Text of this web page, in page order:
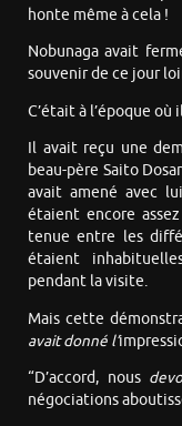
honte même à cela !
Nobunaga avait
souvenir de ce jour
C’était à l’époque où
Il avait reçu une
beau-père Saito
avait amené avec
étaient encore
tenue entre les
étaient
pendant la visite.
Mais cette
avait donné l’
“D’accord, nous
négociations